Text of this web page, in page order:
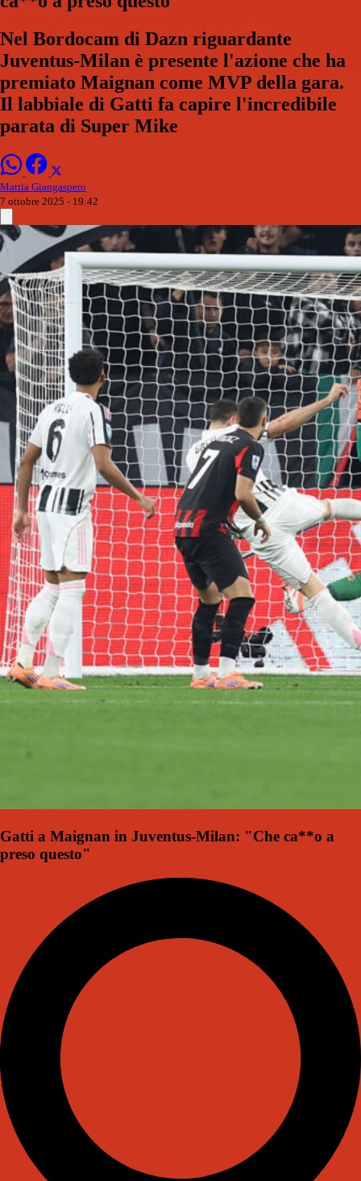
Nel Bordocam di Dazn riguardante
Juventus-Milan è presente l'azione che ha
premiato Maignan come MVP della gara.
Il labbiale di Gatti fa capire l'incredibile
parata di Super Mike
Mattia Giangaspero
7 ottobre 2025 - 19:42
Gatti a Maignan in Juventus-Milan: "Che ca**o a
preso questo"